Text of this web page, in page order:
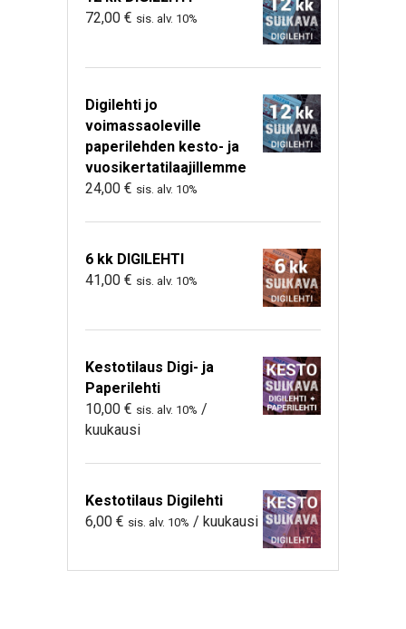
72,00 € sis. alv. 10%
Digilehti jo
voimassaoleville
paperilehden kesto- ja
vuosikertatilaajillemme
24,00 € sis. alv. 10%
6 kk DIGILEHTI
41,00 € sis. alv. 10%
Kestotilaus Digi- ja
Paperilehti
10,00 € sis. alv. 10% /
kuukausi
Kestotilaus Digilehti
6,00 € sis. alv. 10% / kuukausi